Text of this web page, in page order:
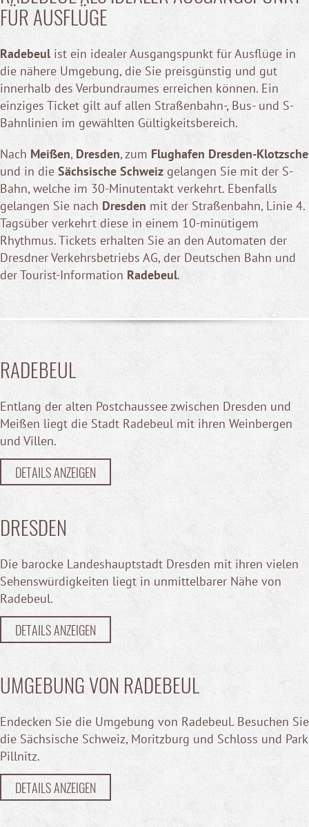
FÜR AUSFLÜGE
Radebeulist ein idealer Ausgangspunkt für Ausflüge in
die nähere Umgebung, die Sie preisgünstig und gut
innerhalb des Verbundraumes erreichen können. Ein
einziges Ticket gilt auf allen Straßenbahn-, Bus- und S-
Bahnlinien im gewählten Gültigkeitsbereich.
Nach Meißen, Dresden, zum Flughafen Dresden-Klotzsche
und in die Sächsische Schweiz gelangen Sie mit der S-
Bahn, welche im 30-Minutentakt verkehrt. Ebenfalls
gelangen Sie nach Dresden mit der Straßenbahn, Linie 4.
Tagsüber verkehrt diese in einem 10-minütigem
Rhythmus. Tickets erhalten Sie an den Automaten der
Dresdner Verkehrsbetriebs AG, der Deutschen Bahn und
der Tourist-Information Radebeul.
RADEBEUL
Entlang der alten Postchaussee zwischen Dresden und
Meißen liegt die Stadt Radebeul mit ihren Weinbergen
und Villen.
DETAILS ANZEIGEN
DRESDEN
Die barocke Landeshauptstadt Dresden mit ihren vielen
Sehenswürdigkeiten liegt in unmittelbarer Nähe von
Radebeul.
DETAILS ANZEIGEN
UMGEBUNG VON RADEBEUL
Endecken Sie die Umgebung von Radebeul. Besuchen Sie
die Sächsische Schweiz, Moritzburg und Schloss und Park
Pillnitz.
DETAILS ANZEIGEN